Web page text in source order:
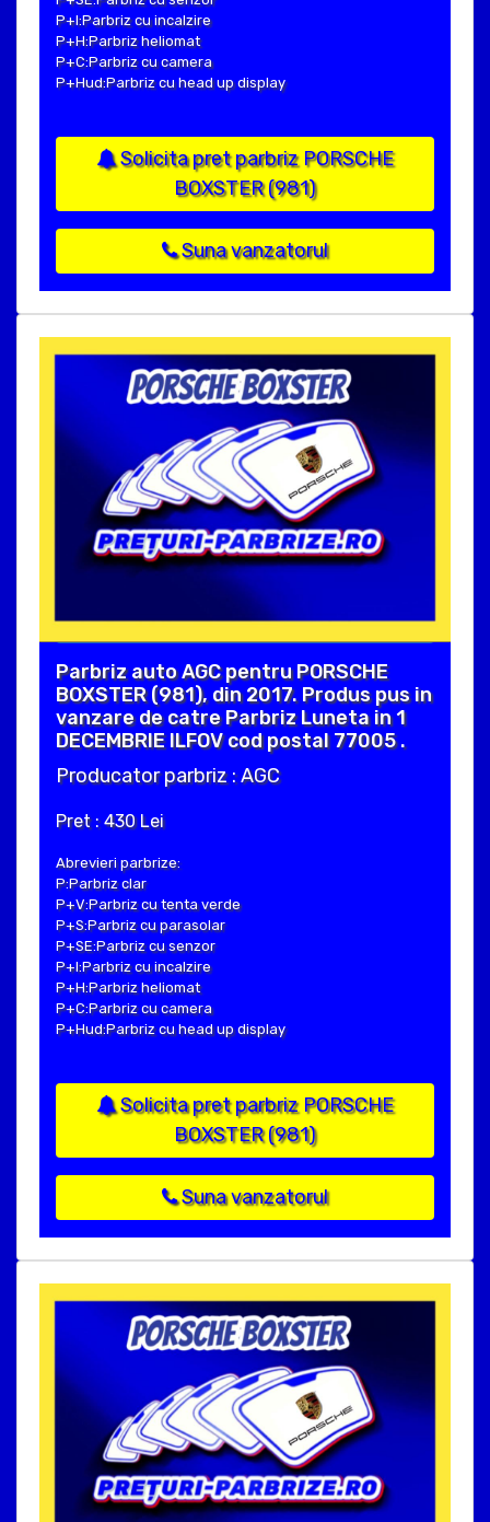
P+I:Parbriz cu incalzire
P+H:Parbriz heliomat
P+C:Parbriz cu camera
P+Hud:Parbriz cu head up display
Solicita pret parbriz PORSCHE
BOXSTER (981)
Suna vanzatorul
Parbriz auto AGC pentru PORSCHE
BOXSTER (981), din 2017. Produs pus in
vanzare de catre Parbriz Luneta in 1
DECEMBRIE ILFOV cod postal 77005 .
Producator parbriz : AGC
Pret : 430 Lei
Abrevieri parbrize:
P:Parbriz clar
P+V:Parbriz cu tenta verde
P+S:Parbriz cu parasolar
P+SE:Parbriz cu senzor
P+I:Parbriz cu incalzire
P+H:Parbriz heliomat
P+C:Parbriz cu camera
P+Hud:Parbriz cu head up display
Solicita pret parbriz PORSCHE
BOXSTER (981)
Suna vanzatorul